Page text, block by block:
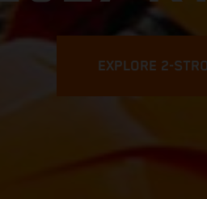
EXPLORE 2-